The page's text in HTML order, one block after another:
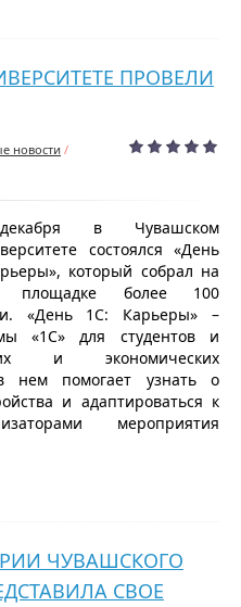
ПРОВЕЛИ
новости /
в Чувашском
состоялся «День
который собрал на
площадке более 100
«День 1С: Карьеры» –
«1С» для студентов и
и экономических
нем помогает узнать о
и адаптироваться к
мероприятия
ЧУВАШСКОГО
СВОЕ